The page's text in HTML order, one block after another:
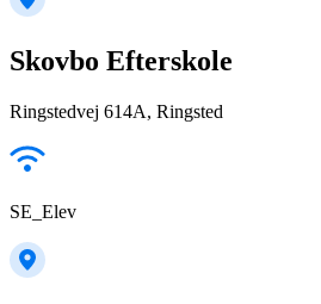
Skovbo Efterskole
Ringstedvej 614A, Ringsted
SE_Elev